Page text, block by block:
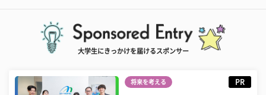
大学生にきっかけを届けるスポンサー
将来を考える PR